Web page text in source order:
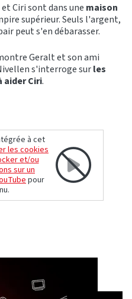
Ciri sont dans une maison
supérieur. Seuls l'argent,
peut s'en débarasser.
Geralt et son ami
s'interroge surles
aider Ciri.
à cet
les cookies
et/ou
sur un
pour